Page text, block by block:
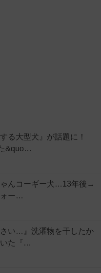
る大型犬』が話題に！
&quo…
んコーギー犬…13年後→
ォー…
い…』洗濯物を干したか
た『…